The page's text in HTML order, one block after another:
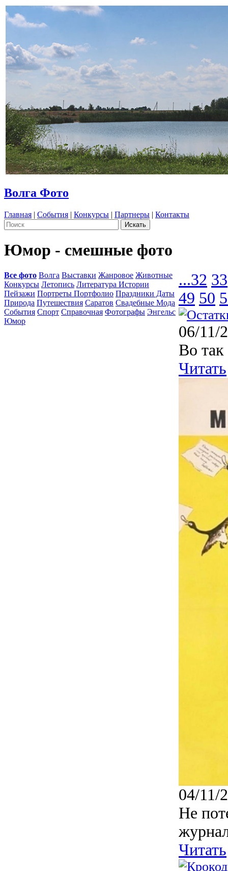
Волга Фото
Главная | События | Конкурсы | Партнеры | Контакты
Юмор - смешные фото
Все фото Волга Выставки Жанровое Животные
Конкурсы Летопись Литература Истории
Пейзажи Портреты Портфолио Праздники Даты
Природа Путешествия Саратов Свадебные Мода
События Спорт Справочная Фотографы Энгельс
Юмор
...32 33
49 50
06/11/
Во
Читать
04/11/
Не
Читать